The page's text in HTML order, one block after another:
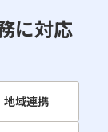
に対応
地域連携